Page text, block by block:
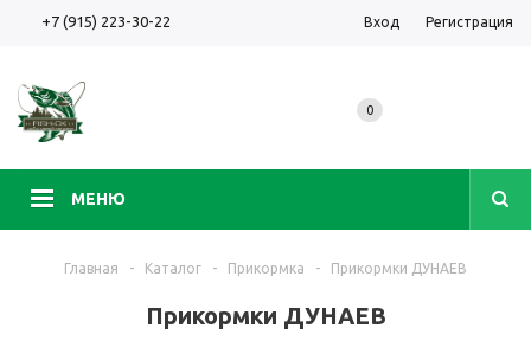
+7 (915) 223-30-22 Вход Регистрация
МЕНЮ
0
Главная - Каталог - Прикормка - Прикормки ДУНАЕВ
Прикормки ДУНАЕВ